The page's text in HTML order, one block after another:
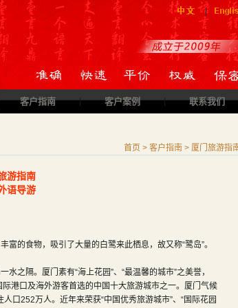
|
客户指南 | 客户案例 | 联系我们
首页 > 客户指南 > 厦门旅游指
游指南
语导游
的食物，吸引了大量的白鹭来此栖息，故又称“鹭岛”。
隔。厦门素有“海上花园”、“最温馨的城市”之美誉，
港口及海外游客首选的中国十大旅游城市之一。厦门气候
口252万人。近年来荣获“中国优秀旅游城市”、“国际花园